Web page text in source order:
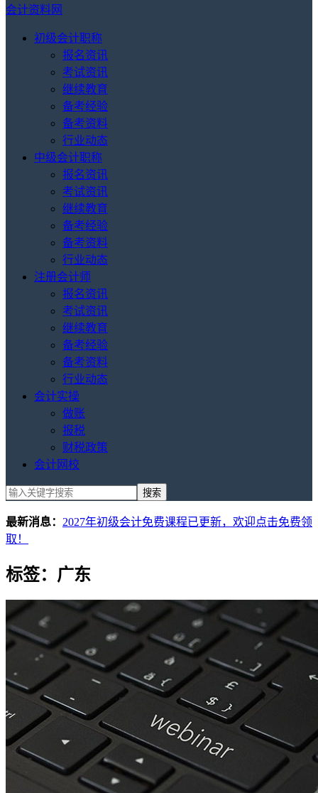
会计资料网
初级会计职称
报名资讯
考试资讯
继续教育
备考经验
备考资料
行业动态
中级会计职称
报名资讯
考试资讯
继续教育
备考经验
备考资料
行业动态
注册会计师
报名资讯
考试资讯
继续教育
备考经验
备考资料
行业动态
会计实操
做账
报税
财税政策
会计网校
最新消息： 2027年初级会计免费课程已更新，欢迎点击免费领
取！
标签：广东